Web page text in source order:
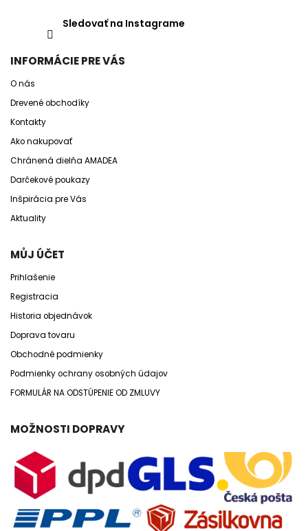
Sledovať na Instagrame
INFORMÁCIE PRE VÁS
O nás
Drevené obchodíky
Kontakty
Ako nakupovať
Chránená dielňa AMADEA
Darčekové poukazy
Inšpirácia pre Vás
Aktuality
MŮJ ÚČET
Prihlašenie
Registracia
Historia objednávok
Doprava tovaru
Obchodné podmienky
Podmienky ochrany osobných údajov
FORMULÁR NA ODSTÚPENIE OD ZMLUVY
MOŽNOSTI DOPRAVY